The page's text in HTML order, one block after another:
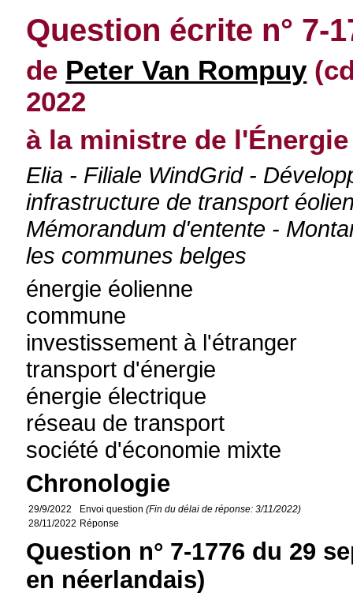
Question écrite n° 7-
de Peter Van Rompuy
2022
à la ministre de l'Énergie
Elia - Filiale WindGrid -
infrastructure de transport
Mémorandum d'entente -
les communes belges
énergie éolienne
commune
investissement à l'étranger
transport d'énergie
énergie électrique
réseau de transport
société d'économie mixte
Chronologie
29/9/2022 Envoi question(Fin du délai de réponse: 3/11/2022)
28/11/2022 Réponse
Question n° 7-1776 du 29
en néerlandais)